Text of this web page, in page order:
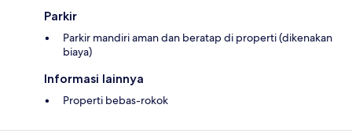
Parkir
Parkir mandiri aman dan beratap di properti (dikenakan
biaya)
Informasi lainnya
Properti bebas-rokok